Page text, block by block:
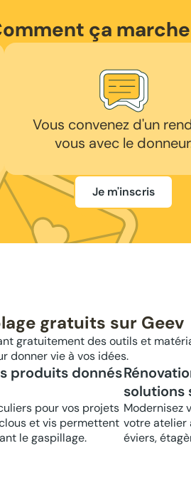
ça
Vous convenez d'un
vous avec le
Je m'inscris
gratuits sur Geev
gratuitement des outils et
donner vie à vos idées.
produits donnés
pour vos projets
et vis permettent
le gaspillage.
solutions
Modernisez
votre atelier
éviers,